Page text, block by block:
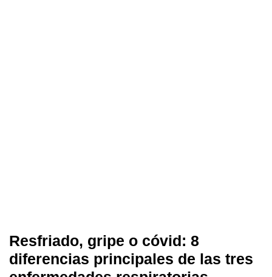
Resfriado, gripe o cóvid: 8
diferencias principales de las tres